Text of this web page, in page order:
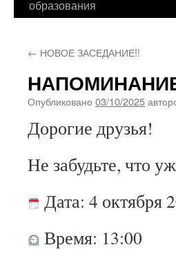
образования
← НОВОЕ ЗАСЕДАНИЕ!!
Опубликовано 03/10/2025
Дорогие друзья!
Не забудьте, что
Дата: 4 октября
Время: 13:00